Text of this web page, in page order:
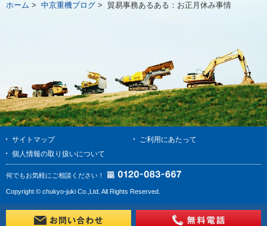
ホーム > 中京重機ブログ > 貿易事務あるある：お正月休み事情
サイトマップ
ご利用にあたって
個人情報の取り扱いについて
何でもお気軽にご相談ください！
Copyright © chukyo-juki Co.,Ltd. All Rights Reserved.